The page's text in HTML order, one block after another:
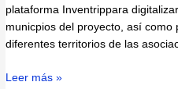
plataforma Inventrippara
municpios del proyecto, así como
diferentes territorios de las
Leer más »